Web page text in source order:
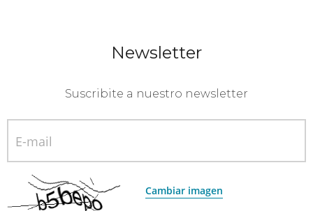
Newsletter
Suscribite a nuestro newsletter
E-mail
Cambiar imagen